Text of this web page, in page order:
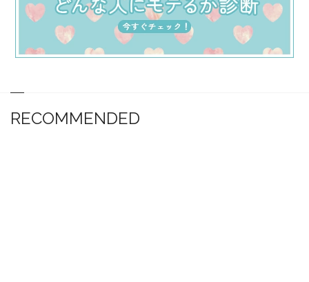
RECOMMENDED